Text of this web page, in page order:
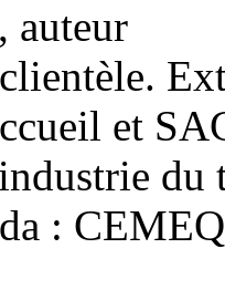
auteur
et
du
: